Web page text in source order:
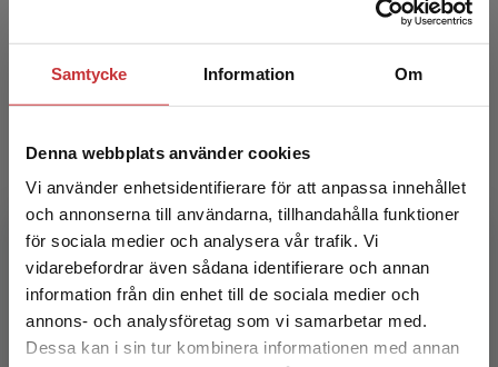
Samtycke Information Om
Denna webbplats använder cookies
Vi använder enhetsidentifierare för att anpassa innehållet
och annonserna till användarna, tillhandahålla funktioner
för sociala medier och analysera vår trafik. Vi
vidarebefordrar även sådana identifierare och annan
information från din enhet till de sociala medier och
annons- och analysföretag som vi samarbetar med.
Dessa kan i sin tur kombinera informationen med annan
Begränsad fraktregion
Ett hälsofrämjande arbetsliv?
Sandmark, Hélène (red.)